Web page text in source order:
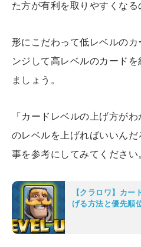
た方が有利を取りやすくなる
形にこだわって低レベルの
ンジして高レベルのカード
ましょう。
「カードレベルの上げ方が
のレベルを上げればいいん
事を参考にしてみてください。
【クラロワ】カ
げる方法と優先順